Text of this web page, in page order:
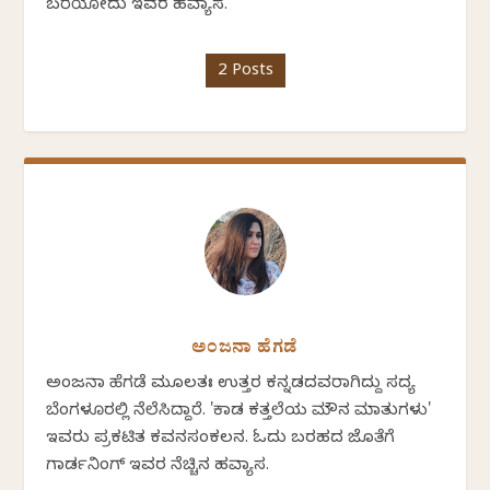
ಬರೆಯೋದು ಇವರ ಹವ್ಯಾಸ.
2 Posts
ಅಂಜನಾ ಹೆಗಡೆ
ಅಂಜನಾ ಹೆಗಡೆ ಮೂಲತಃ ಉತ್ತರ ಕನ್ನಡದವರಾಗಿದ್ದು ಸದ್ಯ
ಬೆಂಗಳೂರಲ್ಲಿ ನೆಲೆಸಿದ್ದಾರೆ. 'ಕಾಡ ಕತ್ತಲೆಯ ಮೌನ ಮಾತುಗಳು'
ಇವರು ಪ್ರಕಟಿತ ಕವನಸಂಕಲನ. ಓದು ಬರಹದ ಜೊತೆಗೆ
ಗಾರ್ಡನಿಂಗ್ ಇವರ ನೆಚ್ಚಿನ ಹವ್ಯಾಸ.